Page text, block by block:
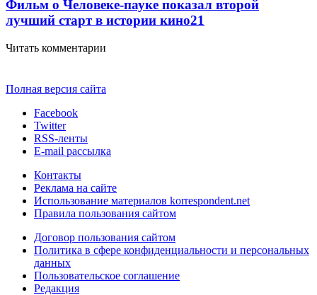
Фильм о Человеке-пауке показал второй
лучший старт в истории кино21
Читать комментарии
Полная версия сайта
Facebook
Twitter
RSS-ленты
E-mail рассылка
Контакты
Реклама на сайте
Использование материалов korrespondent.net
Правила пользования сайтом
Договор пользования сайтом
Политика в сфере конфиденциальности и персональных
данных
Пользовательское соглашение
Редакция